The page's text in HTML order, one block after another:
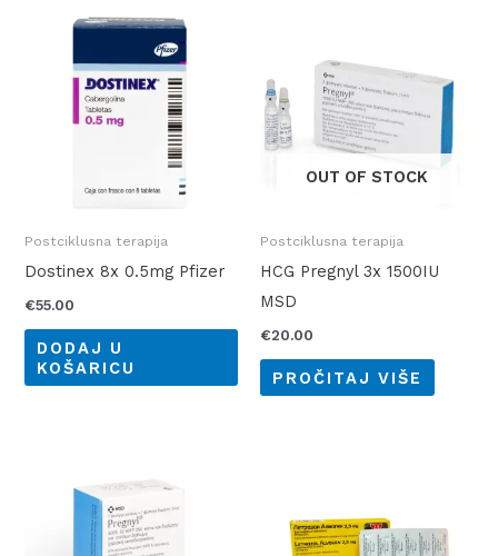
Postciklusna terapija
Dostinex 8x 0.5mg Pfizer
€55.00
DODAJ U
KOŠARICU
OUT OF STOCK
Postciklusna terapija
HCG Pregnyl 3x 1500IU
MSD
€20.00
PROČITAJ VIŠE